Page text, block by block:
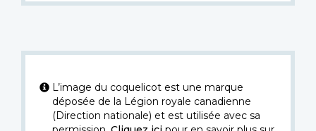
L’image du coquelicot est une marque
déposée de la Légion royale canadienne
(Direction nationale) et est utilisée avec sa